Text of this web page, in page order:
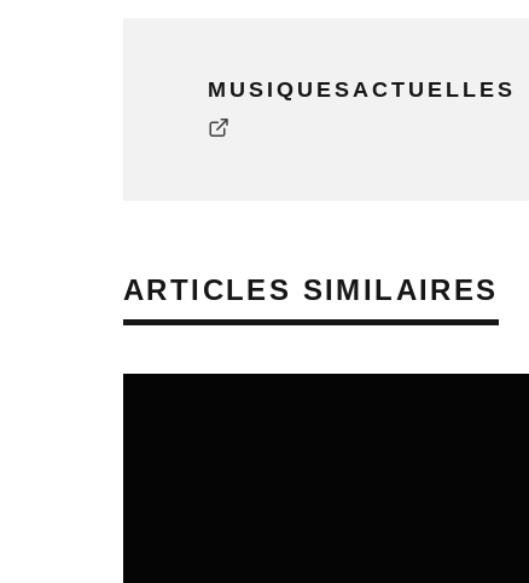
MUSIQUESACTUELLES
ARTICLES SIMILAIRES